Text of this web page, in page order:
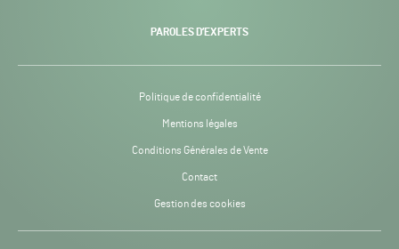
PAROLES D’EXPERTS
Politique de confidentialité
Mentions légales
Conditions Générales de Vente
Contact
Gestion des cookies